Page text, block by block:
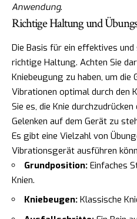
Anwendung.
Richtige Haltung und
Die Basis für ein effektives
richtige Haltung. Achten Sie
Kniebeugung zu haben, um die
Vibrationen optimal durch den
Sie es, die Knie
Gelenken auf dem Gerät zu
Es gibt eine Vielzahl von
Vibrationsgerät ausführen
Grundposition: Einfaches
Knien.
Kniebeugen: Klassische